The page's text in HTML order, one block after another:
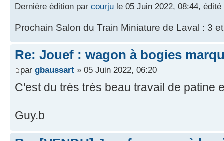
Dernière édition par courju le 05 Juin 2022, 08:44,
Prochain Salon du Train Miniature de Laval : 3
Re: Jouef : wagon à bogies
par gbaussart » 05 Juin 2022, 06:20
C'est du très très beau travail de patine
Guy.b